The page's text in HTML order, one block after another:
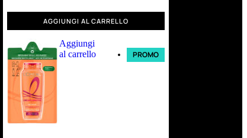
AGGIUNGI AL CARRELLO
Aggiungi
al carrello
PROMO